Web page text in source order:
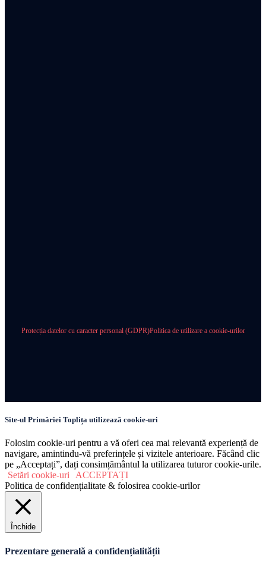
Protecția datelor cu caracter personal (GDPR)Politica de utilizare a cookie-urilor
Site-ul Primăriei Toplița utilizează cookie-uri
Folosim cookie-uri pentru a vă oferi cea mai relevantă experiență de
navigare, amintindu-vă preferințele și vizitele anterioare. Făcând clic
pe „Acceptați”, dați consimțământul la utilizarea tuturor cookie-urile.
Setări cookie-uri
ACCEPTAȚI
Politica de confidențialitate & folosirea cookie-urilor
Închide
Prezentare generală a confidențialității